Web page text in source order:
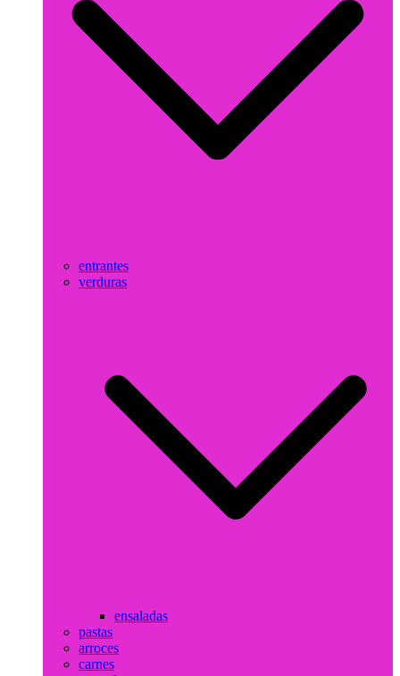
entrantes
verduras
ensaladas
pastas
arroces
carnes